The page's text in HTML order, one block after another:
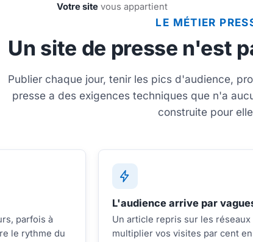
Votre site vous appartient
LE MÉTIER
Un site de presse n'est
Publier chaque jour, tenir les pics d'audience,
presse a des exigences techniques que n'a
construite pour
parfois à
le rythme du
L'audience arrive par
Un article repris sur les réseaux
multiplier vos visites par cent